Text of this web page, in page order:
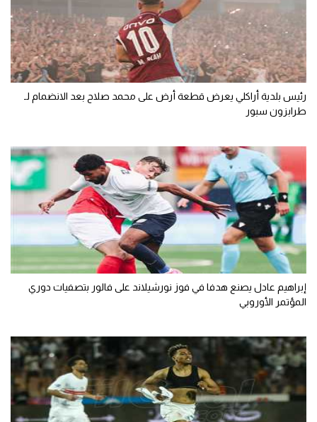
رئيس بلدية أراكلي يعرض قطعة أرض على محمد صلاح بعد الانضمام لـ
طرابزون سبور
إبراهيم عادل يصنع هدفا في فوز نورشيلاند على فالور بتصفيات دوري
المؤتمر الأوروبي